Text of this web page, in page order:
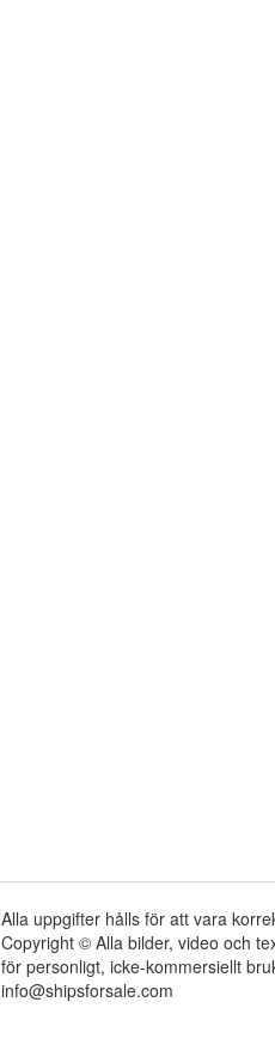
Alla uppgifter hålls för att vara
Copyright © Alla bilder, video och
för personligt, icke-kommersiellt
info@shipsforsale.com